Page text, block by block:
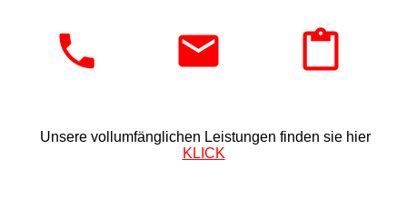
Unsere vollumfänglichen Leistungen finden sie hier
KLICK